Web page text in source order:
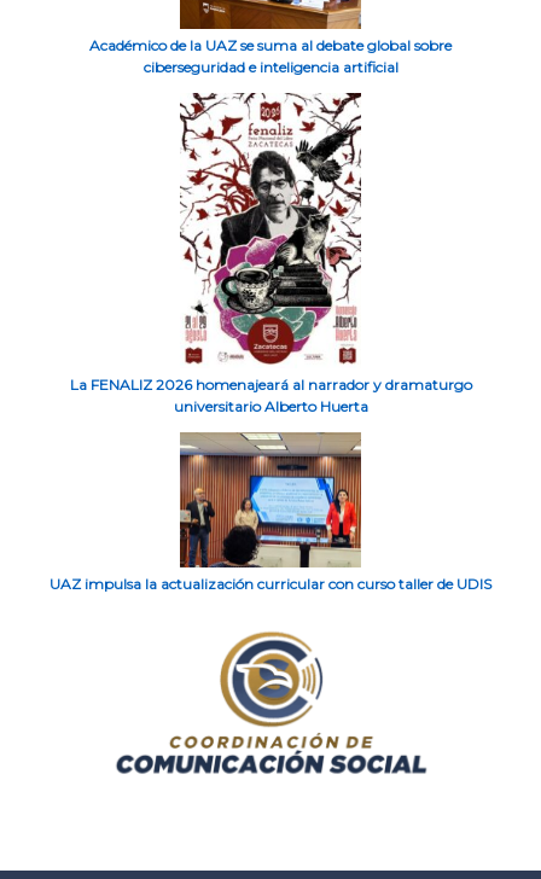
Académico de la UAZ se suma al debate global sobre
ciberseguridad e inteligencia artificial
La FENALIZ 2026 homenajeará al narrador y dramaturgo
universitario Alberto Huerta
UAZ impulsa la actualización curricular con curso taller de UDIS